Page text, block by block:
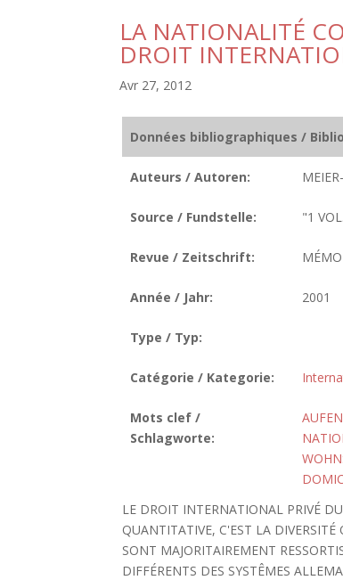
LA NATIONALITÉ
DROIT
Avr 27, 2012
Données bibliographiques /
Auteurs / Autoren:
Source / Fundstelle: "1
Revue / Zeitschrift:
Année / Jahr: 2001
Type / Typ:
Catégorie / Kategorie:
Mots clef /
Schlagworte:
LE DROIT INTERNATIONAL PRIVÉ
QUANTITATIVE, C'EST LA
SONT MAJORITAIREMENT
DIFFÉRENTS DES SYSTÊMES